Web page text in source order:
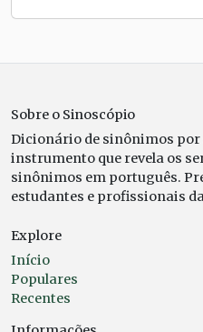
Sobre o Sinoscópio
Dicionário de sinônimos
instrumento que revela os
sinônimos em português.
estudantes e profissionais
Explore
Início
Populares
Recentes